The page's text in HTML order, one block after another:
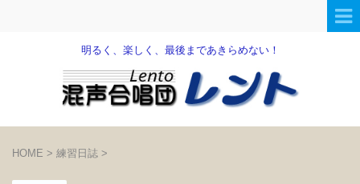
明るく、楽しく、最後まであきらめない！
HOME > 練習日誌 >